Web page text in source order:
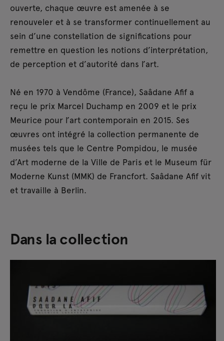
ouverte, chaque œuvre est amenée à se
renouveler et à se transformer continuellement au
sein d’une constellation de significations pour
remettre en question les notions d’interprétation,
de perception et d’autorité dans l’art.
Né en 1970 à Vendôme (France), Saâdane Afif a
reçu le prix Marcel Duchamp en 2009 et le prix
Meurice pour l’art contemporain en 2015. Ses
œuvres ont intégré la collection permanente de
musées tels que le Centre Pompidou, le musée
d’Art moderne de la Ville de Paris et le Museum für
Moderne Kunst (MMK) de Francfort. Saâdane Afif vit
et travaille à Berlin.
Dans la collection